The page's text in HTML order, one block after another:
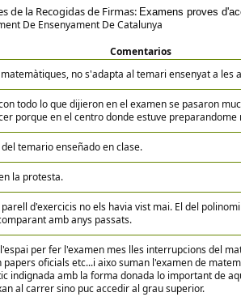
de la Recogidas de Firmas: Examens proves
De Ensenyament De Catalunya
Comentarios
no s'adapta al temari ensenyat a les
todo lo que dijieron en el examen se pasaron
porque en el centro donde estuve preparandome
temario enseñado en clase.
la protesta.
d'exercicis no els havia vist mai. El del
amb anys passats.
per fer l'examen mes lles interrupcions del
oficials etc...i aixo suman l'examen de
indignada amb la forma donada lo important de
al carrer sino puc accedir al grau superior.